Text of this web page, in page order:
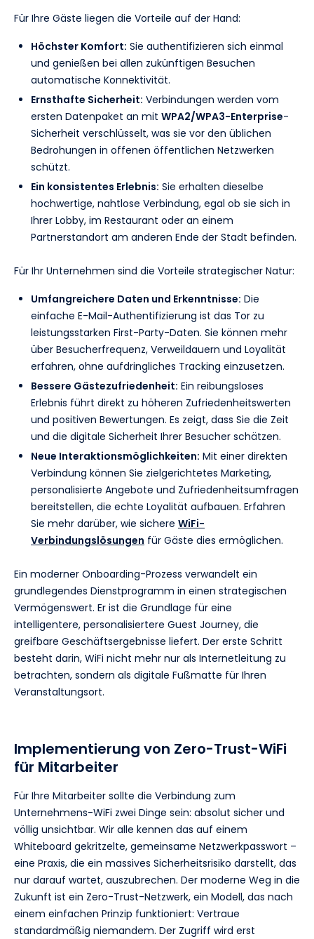
Für Ihre Gäste liegen die Vorteile auf der Hand:
Höchster Komfort: Sie authentifizieren sich einmal
und genießen bei allen zukünftigen Besuchen
automatische Konnektivität.
Ernsthafte Sicherheit: Verbindungen werden vom
ersten Datenpaket an mit WPA2/WPA3-Enterprise-
Sicherheit verschlüsselt, was sie vor den üblichen
Bedrohungen in offenen öffentlichen Netzwerken
schützt.
Ein konsistentes Erlebnis: Sie erhalten dieselbe
hochwertige, nahtlose Verbindung, egal ob sie sich in
Ihrer Lobby, im Restaurant oder an einem
Partnerstandort am anderen Ende der Stadt befinden.
Für Ihr Unternehmen sind die Vorteile strategischer Natur:
Umfangreichere Daten und Erkenntnisse: Die
einfache E-Mail-Authentifizierung ist das Tor zu
leistungsstarken First-Party-Daten. Sie können mehr
über Besucherfrequenz, Verweildauern und Loyalität
erfahren, ohne aufdringliches Tracking einzusetzen.
Bessere Gästezufriedenheit: Ein reibungsloses
Erlebnis führt direkt zu höheren Zufriedenheitswerten
und positiven Bewertungen. Es zeigt, dass Sie die Zeit
und die digitale Sicherheit Ihrer Besucher schätzen.
Neue Interaktionsmöglichkeiten: Mit einer direkten
Verbindung können Sie zielgerichtetes Marketing,
personalisierte Angebote und Zufriedenheitsumfragen
bereitstellen, die echte Loyalität aufbauen. Erfahren
Sie mehr darüber, wie sichere WiFi-
Verbindungslösungen für Gäste dies ermöglichen.
Ein moderner Onboarding-Prozess verwandelt ein
grundlegendes Dienstprogramm in einen strategischen
Vermögenswert. Er ist die Grundlage für eine
intelligentere, personalisiertere Guest Journey, die
greifbare Geschäftsergebnisse liefert. Der erste Schritt
besteht darin, WiFi nicht mehr nur als Internetleitung zu
betrachten, sondern als digitale Fußmatte für Ihren
Veranstaltungsort.
Implementierung von Zero-Trust-WiFi
für Mitarbeiter
Für Ihre Mitarbeiter sollte die Verbindung zum
Unternehmens-WiFi zwei Dinge sein: absolut sicher und
völlig unsichtbar. Wir alle kennen das auf einem
Whiteboard gekritzelte, gemeinsame Netzwerkpasswort –
eine Praxis, die ein massives Sicherheitsrisiko darstellt, das
nur darauf wartet, auszubrechen. Der moderne Weg in die
Zukunft ist ein Zero-Trust-Netzwerk, ein Modell, das nach
einem einfachen Prinzip funktioniert: Vertraue
standardmäßig niemandem. Der Zugriff wird erst